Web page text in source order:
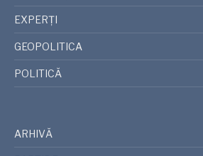
EXPERȚI
GEOPOLITICA
POLITICĂ
ARHIVĂ